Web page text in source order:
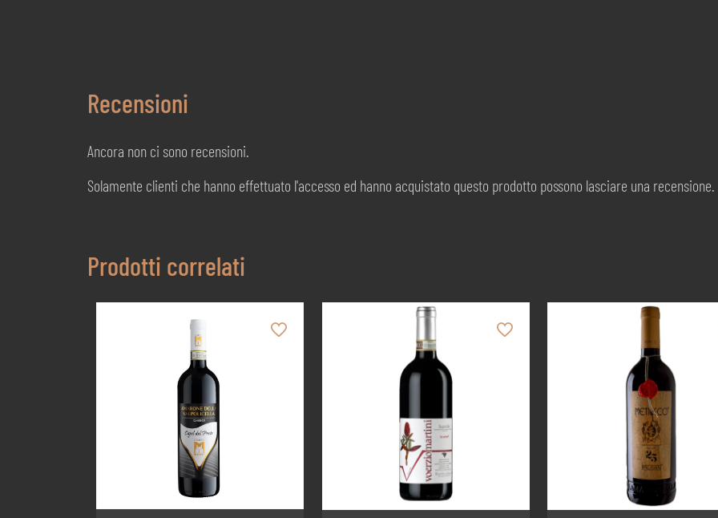
Recensioni
Ancora non ci sono recensioni.
Solamente clienti che hanno effettuato l'accesso ed hanno acquistato questo prodotto possono lasciare una recensione.
Prodotti correlati